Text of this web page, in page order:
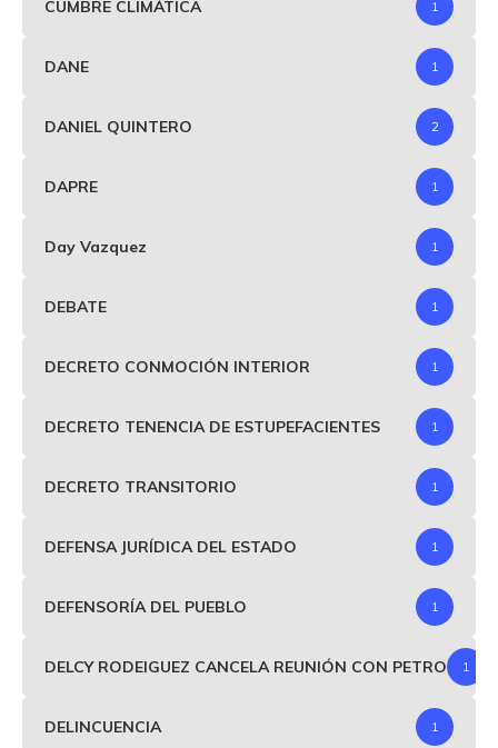
CUMBRE CLIMÁTICA 1
DANE 1
DANIEL QUINTERO 2
DAPRE 1
Day Vazquez 1
DEBATE 1
DECRETO CONMOCIÓN INTERIOR 1
DECRETO TENENCIA DE ESTUPEFACIENTES 1
DECRETO TRANSITORIO 1
DEFENSA JURÍDICA DEL ESTADO 1
DEFENSORÍA DEL PUEBLO 1
DELCY RODEIGUEZ CANCELA REUNIÓN CON PETRO 1
DELINCUENCIA 1